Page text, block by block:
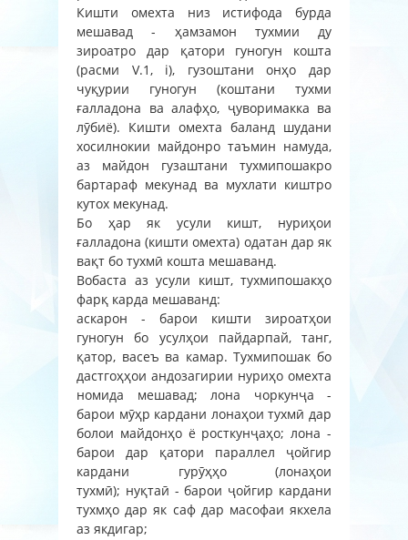
Кишти омехта низ истифода бурда
мешавад - ҳамзамон тухмии ду
зироатро дар қатори гуногун кошта
(расми V.1, i), гузоштани онҳо дар
чуқурии гуногун (коштани тухми
ғалладона ва алафҳо, ҷуворимакка ва
лӯбиё). Кишти омехта баланд шудани
хосилнокии майдонро таъмин намуда,
аз майдон гузаштани тухмипошакро
бартараф мекунад ва мухлати киштро
кутох мекунад.
Бо ҳар як усули кишт, нуриҳои
ғалладона (кишти омехта) одатан дар як
вақт бо тухмӣ кошта мешаванд.
Вобаста аз усули кишт, тухмипошакҳо
фарқ карда мешаванд:
аскарон - барои кишти зироатҳои
гуногун бо усулҳои пайдарпай, танг,
қатор, васеъ ва камар. Тухмипошак бо
дастгоҳҳои андозагирии нуриҳо омехта
номида мешавад; лона чоркунҷа -
барои мӯҳр кардани лонаҳои тухмӣ дар
болои майдонҳо ё росткунҷаҳо; лона -
барои дар қатори параллел ҷойгир
кардани гурӯҳҳо (лонаҳои
тухмӣ); нуқтаӣ - барои ҷойгир кардани
тухмҳо дар як саф дар масофаи якхела
аз якдигар;